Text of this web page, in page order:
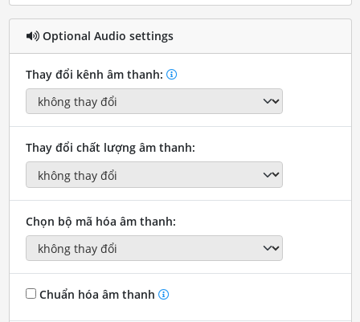
Optional Audio settings
Thay đổi kênh âm thanh:
Thay đổi chất lượng âm thanh:
Chọn bộ mã hóa âm thanh:
Chuẩn hóa âm thanh